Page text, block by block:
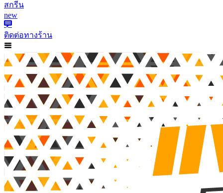
สกรีน
new
ติดต่อทางร้าน